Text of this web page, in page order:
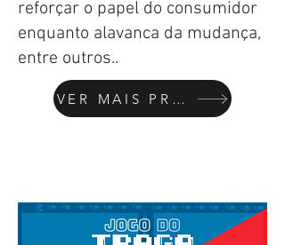
reforçar o papel do consumidor
enquanto alavanca da mudança,
entre outros..
VER MAIS PROJETOS